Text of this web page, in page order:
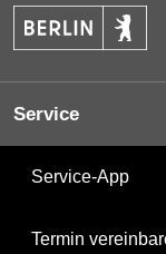
Service
Service-App
Termin